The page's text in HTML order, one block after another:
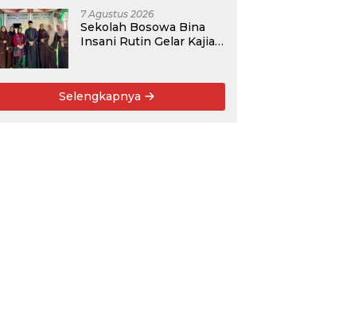
7 Agustus 2026
Sekolah Bosowa Bina
Insani Rutin Gelar Kajian
Umum
Selengkapnya